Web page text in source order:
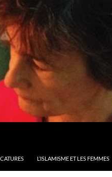
L’ISLAMISME ET LES FEMMES